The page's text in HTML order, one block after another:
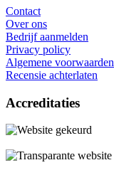
Contact
Over ons
Bedrijf aanmelden
Privacy policy
Algemene voorwaarden
Recensie achterlaten
Accreditaties